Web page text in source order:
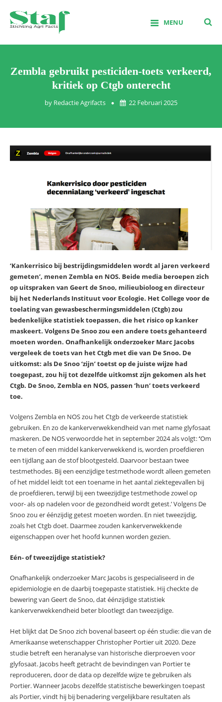
content
MENU
Zembla gebruikt pesticiden-toets verkeerd,
kritiek op Ctgb onterecht
by Redactie Agrifacts 22 Februari 2025
‘Kankerrisico bij bestrijdingsmiddelen wordt al jaren verkeerd
gemeten’, menen Zembla en NOS. Beide media beroepen zich
op uitspraken van Geert de Snoo, milieubioloog en directeur
bij het Nederlands Instituut voor Ecologie. Het College voor de
toelating van gewasbeschermingsmiddelen (Ctgb) zou
bedenkelijke statistiek toepassen, die het risico op kanker
maskeert. Volgens De Snoo zou een andere toets gehanteerd
moeten worden. Onafhankelijk onderzoeker Marc Jacobs
vergeleek de toets van het Ctgb met die van De Snoo. De
uitkomst: als De Snoo ‘zijn’ toetst op de juiste wijze had
toegepast, zou hij tot dezelfde uitkomst zijn gekomen als het
Ctgb. De Snoo, Zembla en NOS, passen ‘hun’ toets verkeerd
toe.
Volgens Zembla en NOS zou het Ctgb de verkeerde statistiek
gebruiken. En zo de kankerverwekkendheid van met name glyfosaat
maskeren. De NOS verwoordde het in september 2024 als volgt:‘Om
te meten of een middel kankerverwekkend is, worden proefdieren
een tijdlang aan de stof blootgesteld. Daarvoor bestaan twee
testmethodes. Bij een eenzijdige testmethode wordt alleen gemeten
of het middel leidt tot een toename in het aantal ziektegevallen bij
de proefdieren, terwijl bij een tweezijdige testmethode zowel op
voor- als op nadelen voor de gezondheid wordt getest.’ Volgens De
Snoo zou er éénzijdig getest moeten worden. En niet tweezijdig,
zoals het Ctgb doet. Daarmee zouden kankerverwekkende
eigenschappen over het hoofd kunnen worden gezien.
Eén- of tweezijdige statistiek?
Onafhankelijk onderzoeker Marc Jacobs is gespecialiseerd in de
epidemiologie en de daarbij toegepaste statistiek. Hij checkte de
bewering van Geert de Snoo, dat éénzijdige statistiek
kankerverwekkendheid beter blootlegt dan tweezijdige.
Het blijkt dat De Snoo zich bovenal baseert op één studie: die van de
Amerikaanse wetenschapper Christopher Portier uit 2020. Deze
studie betreft een heranalyse van historische dierproeven voor
glyfosaat. Jacobs heeft getracht de bevindingen van Portier te
reproduceren, door de data op dezelfde wijze te gebruiken als
Portier. Wanneer Jacobs dezelfde statistische bewerkingen toepast
als Portier, vindt hij bij benadering vergelijkbare resultaten als